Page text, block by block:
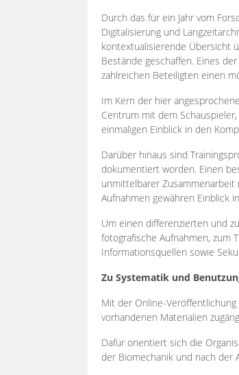
Durch das für ein Jahr vom
Digitalisierung und
kontextualisierende Übersicht
Bestände geschaffen. Eines
zahlreichen Beteiligten einen
Im Kern der hier
Centrum mit dem
einmaligen Einblick in den
Darüber hinaus sind
dokumentiert worden. Einen
unmittelbarer Zusammenarbeit
Aufnahmen gewähren Einblick
Um einen differenzierten und
fotografische Aufnahmen, zum
Informationsquellen sowie
Zu Systematik und
Mit der Online-
vorhandenen Materialien
Dafür orientiert sich die
der Biomechanik und nach der